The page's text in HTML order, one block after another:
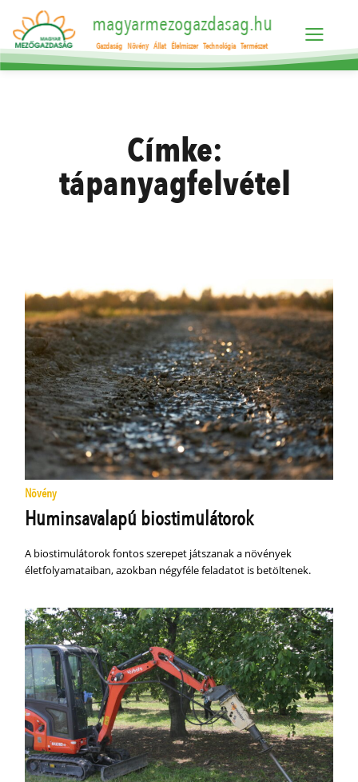
magyarmezogazdasag.hu
Gazdaság Növény Állat Élelmiszer Technológia Természet
Címke:
tápanyagfelvétel
Növény
Huminsavalapú biostimulátorok
A biostimulátorok fontos szerepet játszanak a növények
életfolyamataiban, azokban négyféle feladatot is betöltenek.